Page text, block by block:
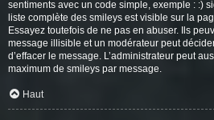
sentiments avec un code simple, exemple : :)
liste complète des smileys est visible sur la
Essayez toutefois de ne pas en abuser. Ils
message illisible et un modérateur peut
d’effacer le message. L’administrateur peut
maximum de smileys par message.
Haut